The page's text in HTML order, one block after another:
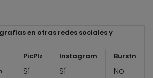
en otras redes sociales y
PicPlz
Instagram
Burstn
Sí Sí No